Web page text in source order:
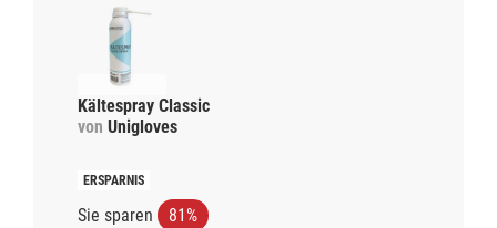
Kältespray Classic
von Unigloves
Sie sparen 81%